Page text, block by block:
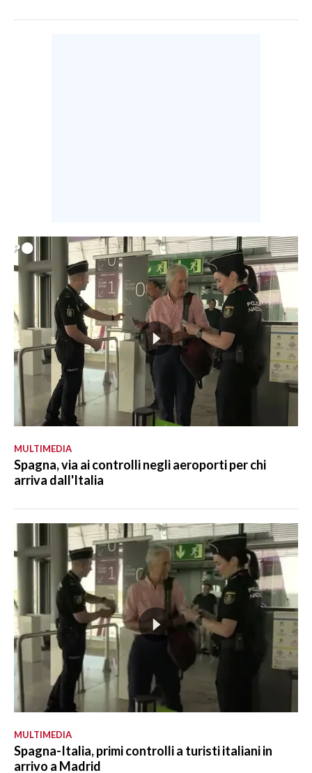
MULTIMEDIA
Spagna, via ai controlli negli aeroporti per chi
arriva dall'Italia
MULTIMEDIA
Spagna-Italia, primi controlli a turisti italiani in
arrivo a Madrid